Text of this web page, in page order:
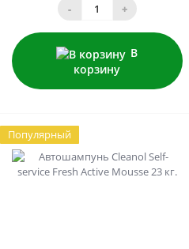
- +
В
корзину
Популярный